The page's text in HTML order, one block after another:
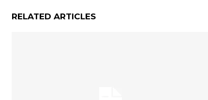
RELATED ARTICLES